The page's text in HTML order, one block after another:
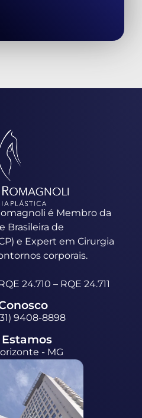
é Membro da
Brasileira de
e Expert em Cirurgia
corporais.
24.710 – RQE 24.711
9408-8898
- MG